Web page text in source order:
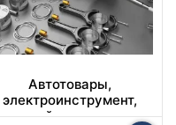
Автотовары,
электроинструмент,
ручной инструмент